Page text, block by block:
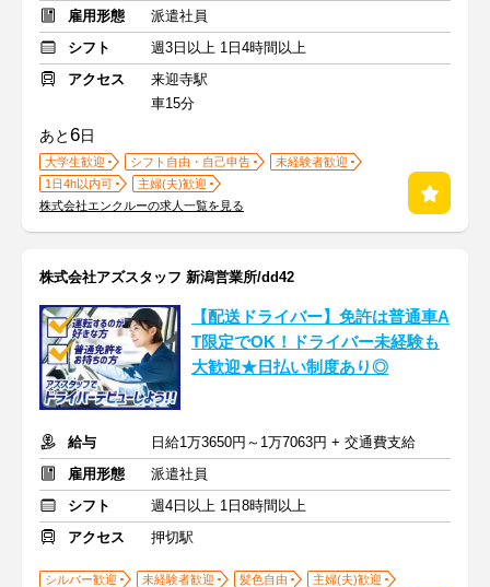
雇用形態
派遣社員
シフト
週3日以上 1日4時間以上
アクセス
来迎寺駅
車15分
あと6日
大学生歓迎 シフト自由・自己申告
未経験者歓迎
1日4h以内可
主婦(夫)歓迎
株式会社エンクルーの求人一覧を見る
株式会社アズスタッフ 新潟営業所/dd42
【配送ドライバー】免許は普通車A
T限定でOK！ドライバー未経験も
大歓迎★日払い制度あり◎
給与
日給1万3650円～1万7063円 + 交通費支給
雇用形態
派遣社員
シフト
週4日以上 1日8時間以上
アクセス
押切駅
シルバー歓迎 未経験者歓迎 髪色自由
主婦(夫)歓迎